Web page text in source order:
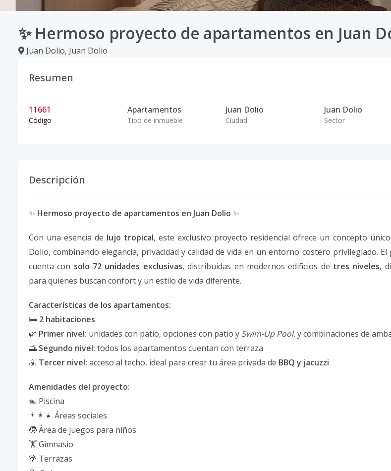
✨ Hermoso proyecto de apartamentos en Juan
Juan Dolio, Juan Dolio
Resumen
11661
Código
Apartamentos
Tipo de inmueble
Juan Dolio
Ciudad
Juan Dolio
Sector
Descripción
✨ Hermoso proyecto de apartamentos en Juan Dolio ✨
Con una esencia de lujo tropical, este exclusivo proyecto residencial ofrece un concepto
Dolio, combinando elegancia, privacidad y calidad de vida en un entorno costero privilegiado. El
cuenta con solo 72 unidades exclusivas, distribuidas en modernos edificios de tres niveles,
para quienes buscan confort y un estilo de vida diferente.
Características de los apartamentos:
🛏️ 2 habitaciones
🌿 Primer nivel: unidades con patio, opciones con patio y Swim-Up Pool, y combinaciones de
🌅 Segundo nivel: todos los apartamentos cuentan con terraza
🌇 Tercer nivel: acceso al techo, ideal para crear tu área privada de BBQ y jacuzzi
Amenidades del proyecto:
🏊 Piscina
👨‍👩‍👧 Áreas sociales
🧒 Área de juegos para niños
🏋️ Gimnasio
🌴 Terrazas